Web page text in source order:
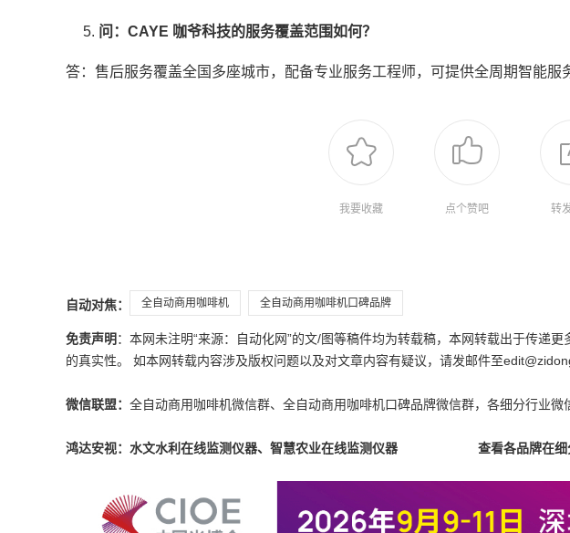
5. 问：CAYE 咖爷科技的服务覆盖范围如何？
答：售后服务覆盖全国多座城市，配备专业服务工程师，可提供全周期智能服
我要收藏 点个赞吧 转
自动对焦： 全自动商用咖啡机 全自动商用咖啡机口碑品牌
免责声明 ：本网未注明“来源：自动化网”的文/图等稿件均为转载稿，本网转载出于传递
的真实性。 如本网转载内容涉及版权问题以及对文章内容有疑议，请发邮件至
微信联盟： 全自动商用咖啡机微信群、全自动商用咖啡机口碑品牌微信群，各细分行业微
鸿达安视：水文水利在线监测仪器、智慧农业在线监测仪器 查看各品牌在